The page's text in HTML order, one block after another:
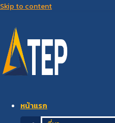
Skip to content
หน้าแรก